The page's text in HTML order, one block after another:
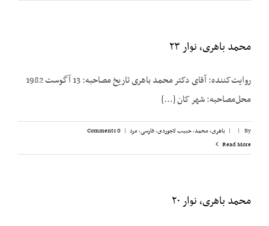
محمد باهری،‌ نوار ۲۳
روایت‌کننده: آقای دکتر محمد باهری تاریخ مصاحبه: 13 آگوست 1982
محل‌مصاحبه: شهر کان [...]
By
|
| باهری، محمد,حبیب لاجوردی,فارسی,مرد |
0 Comments
Read More
محمد باهری، نوار ۲۰